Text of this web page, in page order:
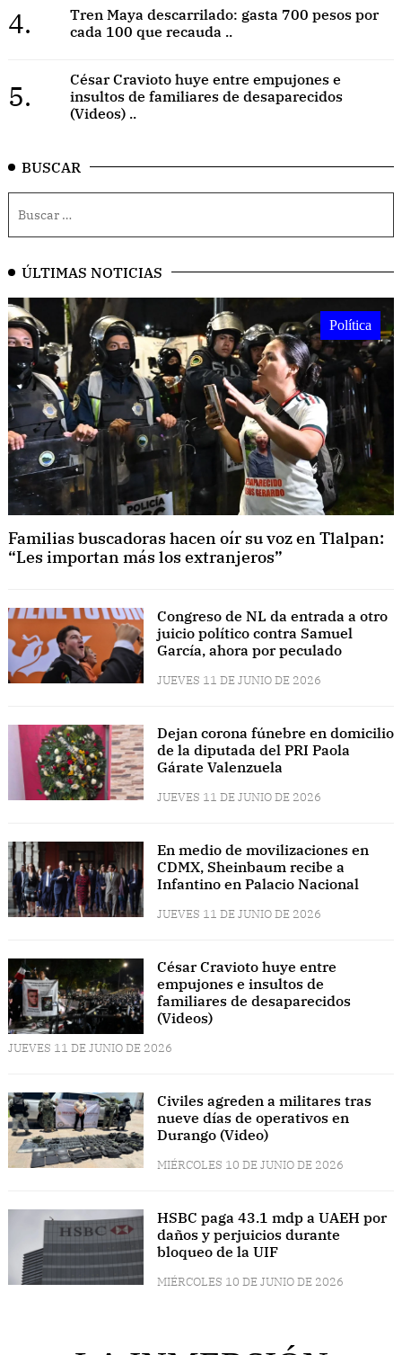
4.
Tren Maya descarrilado: gasta 700 pesos por
cada 100 que recauda ..
5.
César Cravioto huye entre empujones e
insultos de familiares de desaparecidos
(Videos) ..
BUSCAR
ÚLTIMAS NOTICIAS
Política
Familias buscadoras hacen oír su voz en Tlalpan:
“Les importan más los extranjeros”
Congreso de NL da entrada a otro
juicio político contra Samuel
García, ahora por peculado
JUEVES 11 DE JUNIO DE 2026
Dejan corona fúnebre en domicilio
de la diputada del PRI Paola
Gárate Valenzuela
JUEVES 11 DE JUNIO DE 2026
En medio de movilizaciones en
CDMX, Sheinbaum recibe a
Infantino en Palacio Nacional
JUEVES 11 DE JUNIO DE 2026
César Cravioto huye entre
empujones e insultos de
familiares de desaparecidos
(Videos)
JUEVES 11 DE JUNIO DE 2026
Civiles agreden a militares tras
nueve días de operativos en
Durango (Video)
MIÉRCOLES 10 DE JUNIO DE 2026
HSBC paga 43.1 mdp a UAEH por
daños y perjuicios durante
bloqueo de la UIF
MIÉRCOLES 10 DE JUNIO DE 2026